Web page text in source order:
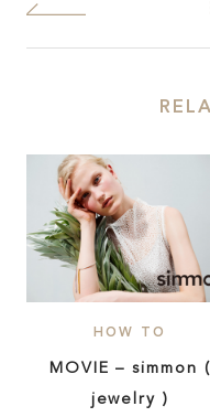
HOW TO
MOVIE – simmon (
jewelry )